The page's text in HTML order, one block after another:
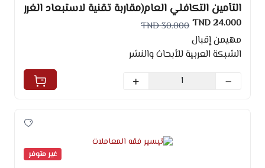
التأمين التكافلي العام(مقاربة تقنية لاستبعاد الغرر
والميسر والربا)
24.000 TND
30.000 TND
مهيمن إقبال
الشبكة العربية للأبحاث والنشر
غير متوفر